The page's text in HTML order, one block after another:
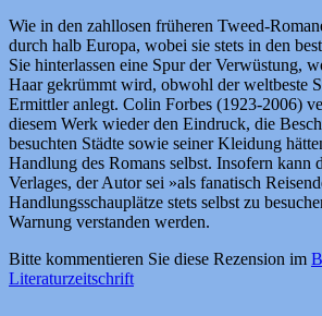
Wie in den zahllosen früheren Tweed-
durch halb Europa, wobei sie stets in den
Sie hinterlassen eine Spur der Verwüstung,
Haar gekrümmt wird, obwohl der weltbeste
Ermittler anlegt. Colin Forbes (1923-2006)
diesem Werk wieder den Eindruck, die
besuchten Städte sowie seiner Kleidung
Handlung des Romans selbst. Insofern kann
Verlages, der Autor sei »als fanatisch
Handlungsschauplätze stets selbst zu
Warnung verstanden werden.
Bitte kommentieren Sie diese Rezension im
Literaturzeitschrift